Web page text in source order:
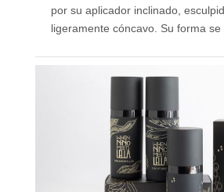
por su aplicador inclinado,
ligeramente cóncavo. Su forma se